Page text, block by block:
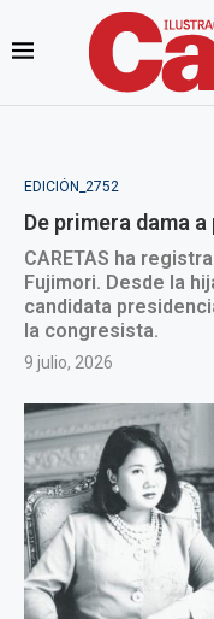
EDICIÓN_2752
De primera dama
CARETAS ha
Fujimori. Desde la
candidata
la congresista.
9 julio, 2026